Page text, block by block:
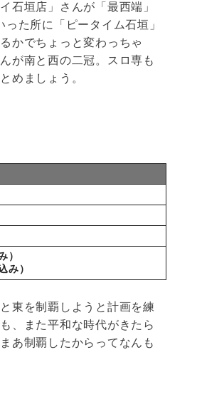
石垣店」さんが「最西端」
た所に「ピータイム石垣」
かでちょっと変わっちゃ
が南と西の二冠。スロ専も
めましょう。
）
み）
東を制覇しようと計画を練
、また平和な時代がきたら
あ制覇したからってなんも